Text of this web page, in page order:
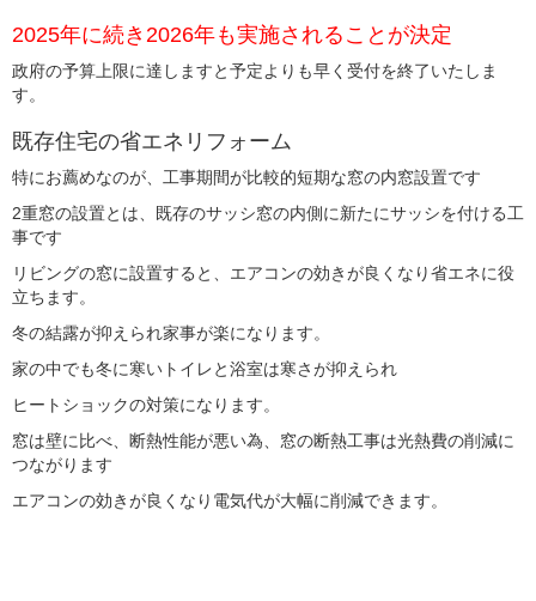
2025年に続き2026年も実施されることが決定
政府の予算上限に達しますと予定よりも早く受付を終了いたしま
す。
既存住宅の省エネリフォーム
特にお薦めなのが、工事期間が比較的短期な窓の内窓設置です
2重窓の設置とは、既存のサッシ窓の内側に新たにサッシを付ける工
事です
リビングの窓に設置すると、エアコンの効きが良くなり省エネに役
立ちます。
冬の結露が抑えられ家事が楽になります。
家の中でも冬に寒いトイレと浴室は寒さが抑えられ
ヒートショックの対策になります。
窓は壁に比べ、断熱性能が悪い為、窓の断熱工事は光熱費の削減に
つながります
エアコンの効きが良くなり電気代が大幅に削減できます。